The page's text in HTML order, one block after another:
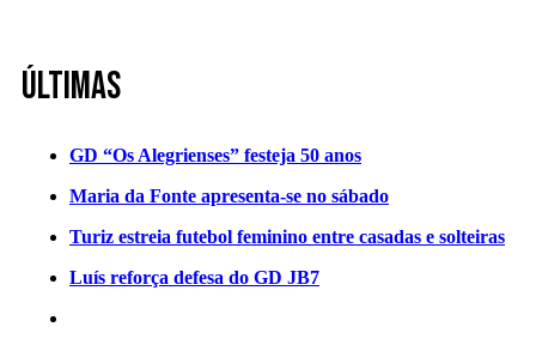
Últimas
GD “Os Alegrienses” festeja 50 anos
Maria da Fonte apresenta-se no sábado
Turiz estreia futebol feminino entre casadas e solteiras
Luís reforça defesa do GD JB7